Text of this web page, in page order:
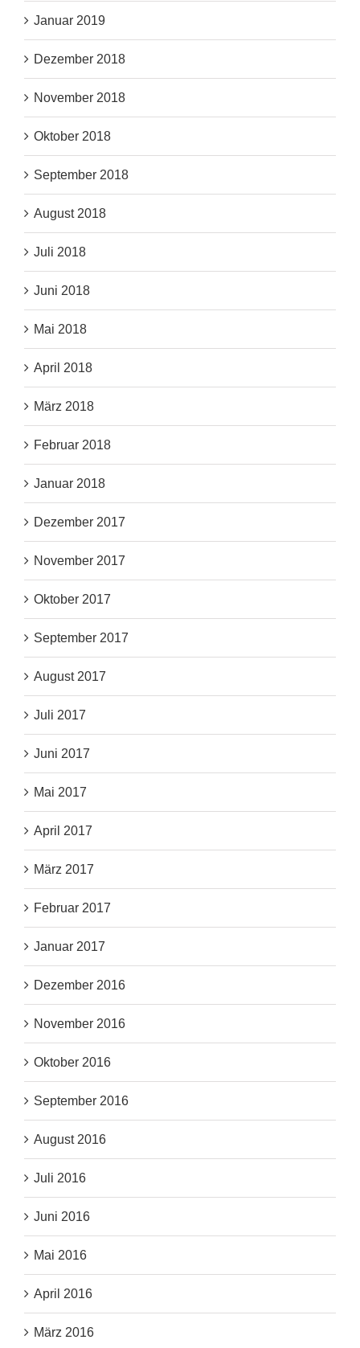
Januar 2019
Dezember 2018
November 2018
Oktober 2018
September 2018
August 2018
Juli 2018
Juni 2018
Mai 2018
April 2018
März 2018
Februar 2018
Januar 2018
Dezember 2017
November 2017
Oktober 2017
September 2017
August 2017
Juli 2017
Juni 2017
Mai 2017
April 2017
März 2017
Februar 2017
Januar 2017
Dezember 2016
November 2016
Oktober 2016
September 2016
August 2016
Juli 2016
Juni 2016
Mai 2016
April 2016
März 2016